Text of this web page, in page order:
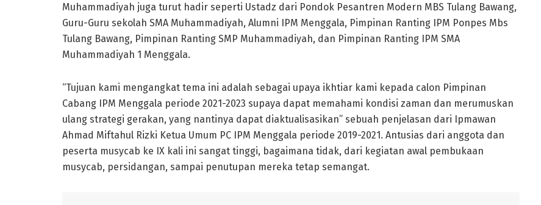
Muhammadiyah juga turut hadir seperti Ustadz dari Pondok Pesantren Modern MBS Tulang Bawang,
Guru-Guru sekolah SMA Muhammadiyah, Alumni IPM Menggala, Pimpinan Ranting IPM Ponpes Mbs
Tulang Bawang, Pimpinan Ranting SMP Muhammadiyah, dan Pimpinan Ranting IPM SMA
Muhammadiyah 1 Menggala.
“Tujuan kami mengangkat tema ini adalah sebagai upaya ikhtiar kami kepada calon Pimpinan
Cabang IPM Menggala periode 2021-2023 supaya dapat memahami kondisi zaman dan merumuskan
ulang strategi gerakan, yang nantinya dapat diaktualisasikan” sebuah penjelasan dari Ipmawan
Ahmad Miftahul Rizki Ketua Umum PC IPM Menggala periode 2019-2021. Antusias dari anggota dan
peserta musycab ke IX kali ini sangat tinggi, bagaimana tidak, dari kegiatan awal pembukaan
musycab, persidangan, sampai penutupan mereka tetap semangat.